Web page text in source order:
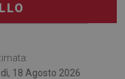
18 Agosto 2026